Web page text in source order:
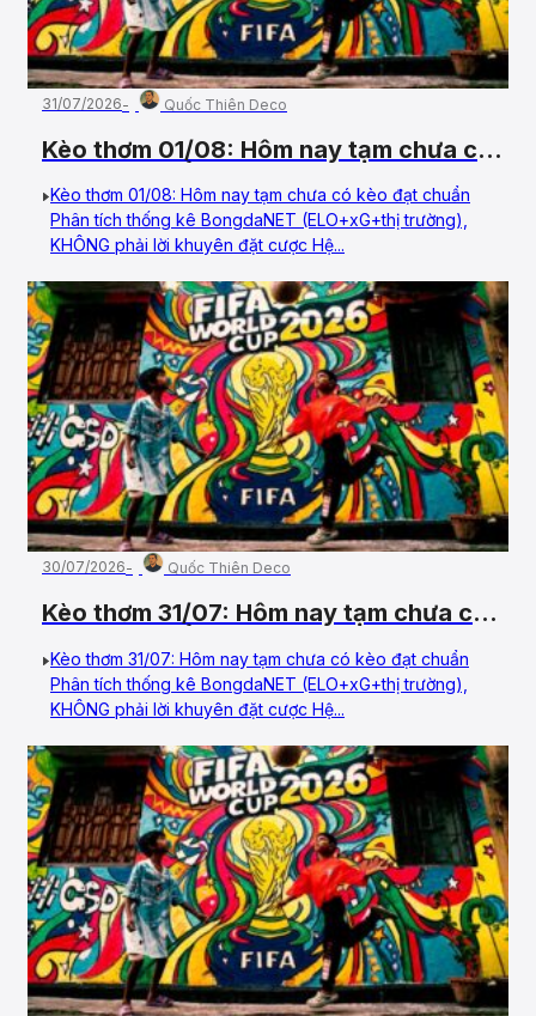
31/07/2026 Quốc Thiên Deco
Kèo thơm 01/08: Hôm nay tạm chưa có
Kèo thơm 01/08: Hôm nay tạm chưa có kèo đạt chuẩn
Phân tích thống kê BongdaNET (ELO+xG+thị trường),
KHÔNG phải lời khuyên đặt cược Hệ...
30/07/2026 Quốc Thiên Deco
Kèo thơm 31/07: Hôm nay tạm chưa có
Kèo thơm 31/07: Hôm nay tạm chưa có kèo đạt chuẩn
Phân tích thống kê BongdaNET (ELO+xG+thị trường),
KHÔNG phải lời khuyên đặt cược Hệ...